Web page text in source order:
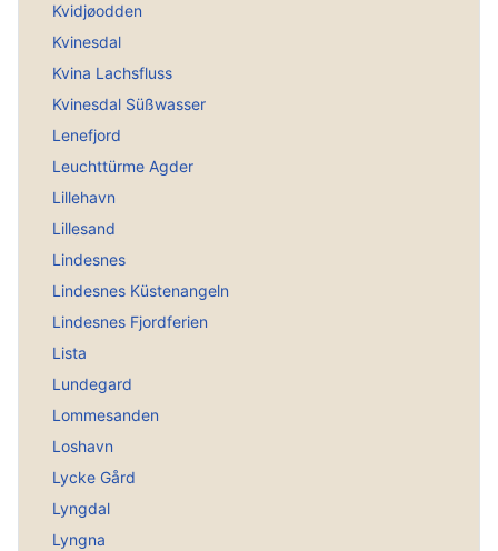
Kvidjøodden
Kvinesdal
Kvina Lachsfluss
Kvinesdal Süßwasser
Lenefjord
Leuchttürme Agder
Lillehavn
Lillesand
Lindesnes
Lindesnes Küstenangeln
Lindesnes Fjordferien
Lista
Lundegard
Lommesanden
Loshavn
Lycke Gård
Lyngdal
Lyngna